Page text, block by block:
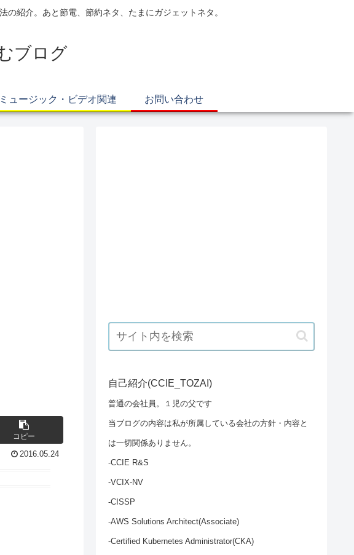
紹介。あと節電、節約ネタ、たまにガジェットネタ。
ブログ
ュージック・ビデオ関連 お問い合わせ
コピー
2016.05.24
自己紹介(CCIE_TOZAI)
普通の会社員。１児の父です
当ブログの内容は私が所属している会社の方針・内容と
は一切関係ありません。
-CCIE R&S
-VCIX-NV
-CISSP
-AWS Solutions Architect(Associate)
-Certified Kubernetes Administrator(CKA)